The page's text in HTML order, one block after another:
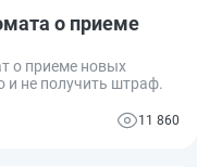
о приеме
о приеме новых
и не получить штраф.
11 860